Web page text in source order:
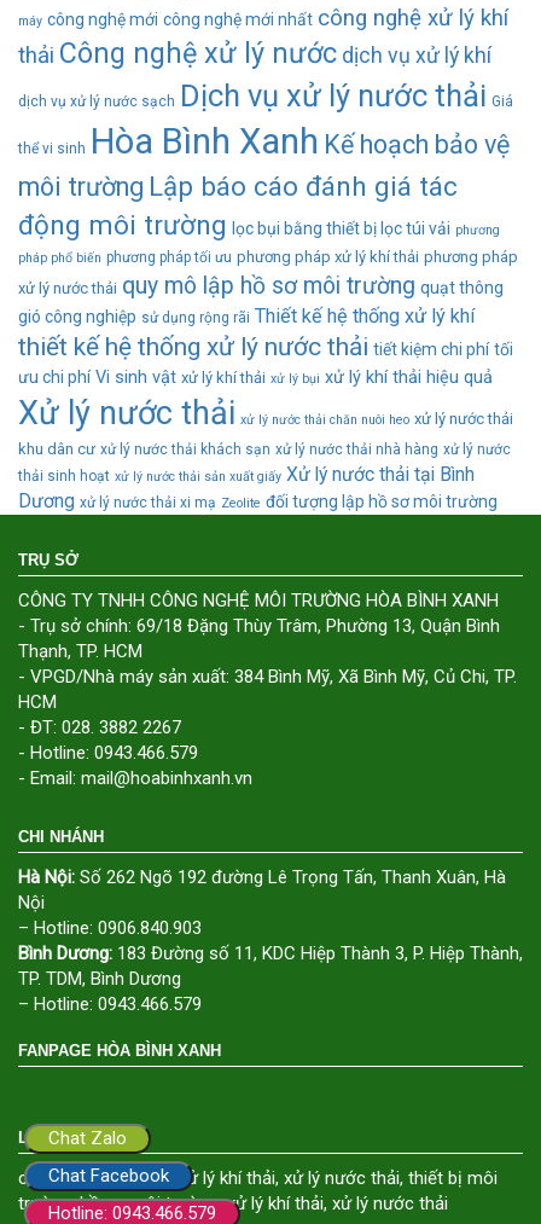
máy công nghệ mới công nghệ mới nhất công nghệ xử lý khí
thải Công nghệ xử lý nước dịch vụ xử lý khí
dịch vụ xử lý nước sạch Dịch vụ xử lý nước thải Giá
thể vi sinh Hòa Bình Xanh Kế hoạch bảo vệ
môi trường Lập báo cáo đánh giá tác
động môi trường lọc bụi bằng thiết bị lọc túi vải phương
pháp phổ biến phương pháp tối ưu phương pháp xử lý khí thải phương pháp
xử lý nước thải quy mô lập hồ sơ môi trường quạt thông
gió công nghiệp sử dụng rộng rãi Thiết kế hệ thống xử lý khí
thiết kế hệ thống xử lý nước thải tiết kiệm chi phí tối
ưu chi phí Vi sinh vật xử lý khí thải xử lý bụi xử lý khí thải hiệu quả
Xử lý nước thải xử lý nước thải chăn nuôi heo xử lý nước thải
khu dân cư xử lý nước thải khách sạn xử lý nước thải nhà hàng xử lý nước
thải sinh hoạt xử lý nước thải sản xuất giấy Xử lý nước thải tại Bình
Dương xử lý nước thải xi mạ Zeolite đối tượng lập hồ sơ môi trường
TRỤ SỞ
CÔNG TY TNHH CÔNG NGHỆ MÔI TRƯỜNG HÒA BÌNH XANH
- Trụ sở chính: 69/18 Đặng Thùy Trâm, Phường 13, Quận Bình
Thạnh, TP. HCM
- VPGD/Nhà máy sản xuất: 384 Bình Mỹ, Xã Bình Mỹ, Củ Chi, TP.
HCM
- ĐT: 028. 3882 2267
- Hotline: 0943.466.579
- Email: mail@hoabinhxanh.vn
CHI NHÁNH
Hà Nội: Số 262 Ngõ 192 đường Lê Trọng Tấn, Thanh Xuân, Hà
Nội
– Hotline: 0906.840.903
Bình Dương: 183 Đường số 11, KDC Hiệp Thành 3, P. Hiệp Thành,
TP. TDM, Bình Dương
– Hotline: 0943.466.579
FANPAGE HÒA BÌNH XANH
LIÊN KẾT
công ty môi trường xử lý khí thải, xử lý nước thải, thiết bị môi
trường,hồ sơ môi trường,xử lý khí thải, xử lý nước thải
Chat Zalo
Chat Facebook
Hotline: 0943.466.579